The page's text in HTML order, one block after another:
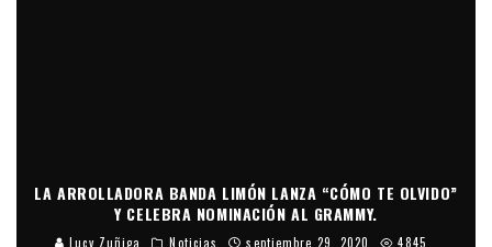
LA ARROLLADORA BANDA LIMÓN LANZA “CÓMO TE OLVIDO”
Y CELEBRA NOMINACIÓN AL GRAMMY.
Lucy Zuñiga Noticias septiembre 29, 2020 4845